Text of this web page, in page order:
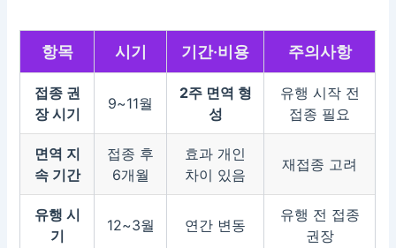
항목 시기 기간·비용 주의사항
접종 권
장 시기
9~11월
2주 면역 형
성
유행 시작 전
접종 필요
면역 지
속 기간
접종 후
6개월
효과 개인
차이 있음
재접종 고려
유행 시
기
12~3월 연간 변동
유행 전 접종
권장